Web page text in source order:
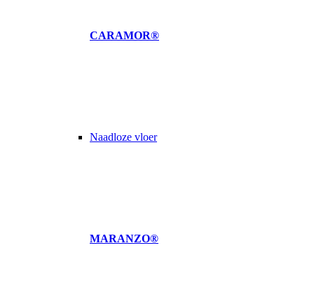
CARAMOR®
Naadloze vloer
MARANZO®